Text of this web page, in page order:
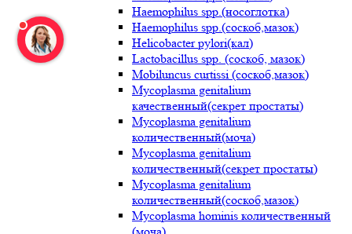
Haemophilus spp.(носоглотка)
Haemophilus spp.(соскоб,мазок)
Helicobacter pylori(кал)
Lactobacillus spp. (соскоб, мазок)
Mobiluncus curtissi (соскоб,мазок)
Mycoplasma genitalium
качественный(секрет простаты)
Mycoplasma genitalium
количественный(моча)
Mycoplasma genitalium
количественный(секрет простаты)
Mycoplasma genitalium
количественный(соскоб,мазок)
Mycoplasma hominis количественный